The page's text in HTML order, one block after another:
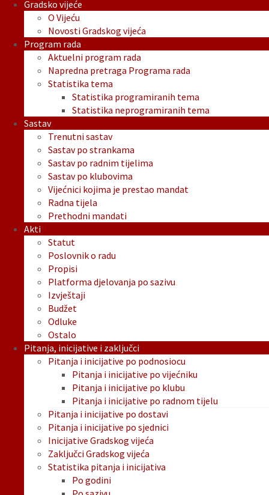
Gradsko vijeće
O Vijeću
Novosti Gradskog vijeća
Program rada
Aktuelni program rada
Napredna pretraga Programa rada
Statistika tema
Statistika programiranih tema
Statistika neprogramiranih tema
Sastav
Trenutni sastav
Sastav po strankama
Sastav po radnim tijelima
Sastav po klubovima
Vijećnici kojima je prestao mandat
Radna tijela
Prethodni mandati
Akti
Statut
Poslovnik o radu
Propisi
Platforma djelovanja po sazivu
Izvještaji
Budžet
Odluke
Ostalo
Pitanja, inicijative i zaključci
Pitanja i inicijative po podnosiocu
Pitanja i inicijative po vijećniku
Pitanja i inicijative po klubu
Pitanja i inicijative po radnom tijelu
Pitanja i inicijative po dostavi
Pitanja i inicijative po sjednici
Inicijative Gradskog vijeća
Zaključci Gradskog vijeća
Statistika pitanja i inicijativa
Po godini